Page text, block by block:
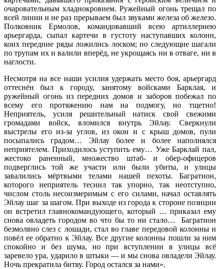
очаровательным хладнокровием. Ружейный огонь трещал по
всей линии и не раз прерываем был звуками железа об железо.
Полковник Ермолов, командовавший всею артиллериею
арьергарда, сыпал картечи в густоту наступавших колонн,
коих передние ряды ложились лоском; но следующие шагали
по трупам их и валили вперёд, не укрощаясь ни в отваге, ни в
наглости.
Несмотря на все наши усилия удержать место боя, арьергард
оттеснён был к городу, занятому войсками Барклая, и
ружейный огонь из передних домов и заборов побежал по
всему его протяжению нам на подмогу, но тщетно!
Неприятель, усиля решительный натиск свой свежими
громадами войск, вломился внутрь Эйлау. Сверкнули
выстрелы его из-за углов, из окон и с крыш домов, пули
посыпались градом… Эйлау более и более наполнялся
неприятелем. Приходилось уступить ему… Уже Барклай пал,
жестоко раненный, множество штаб- и обер-офицеров
подверглись той же участи или были убиты, и улицы
завалились мёртвыми телами нашей пехоты. Багратион,
которого неприятель теснил так упорно, так неотступно,
числом столь несоизмеримым с его силами, начал оставлять
Эйлау шаг за шагом. При выходе из города к стороне позиции
он встретил главнокомандующего, который … приказал ему
снова овладеть городом во что бы то ни стало… Багратион
безмолвно слез с лошади, стал во главе передовой колонны и
повёл ее обратно к Эйлау. Все другие колонны пошли за ним
спокойно и без шума, но при вступлении в улицы всё
заревело ура, ударило в штыки — и мы снова овладели Эйлау.
Ночь прекратила битву. Город остался за нами».